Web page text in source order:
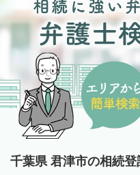
千葉県 君津市の相続